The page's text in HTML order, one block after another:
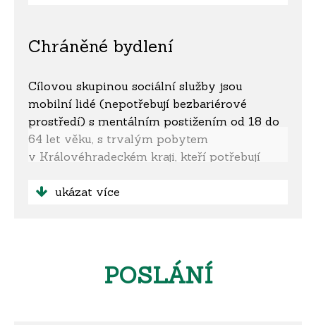
• osoby, jejichž zdravotní stav vyžaduje
• osoby s akutní infekční nemocí
• osoby, které by v důsledku duševní poruchy
závažným způsobem narušovaly kolektivní
soužití
naplněné kapacity zařízení, nebo pokud
Chráněné bydlení
Cílovou skupinou sociální služby jsou
mobilní lidé (nepotřebují bezbariérové
prostředí) s mentálním postižením od 18 do
64 let věku, s trvalým pobytem
v Královéhradeckém kraji, kteří potřebují
a činností běžného denního života.
poskytování péče ve zdravotnickém zařízení
• osoby s akutní infekční nemocí
ukázat více
POSLÁNÍ